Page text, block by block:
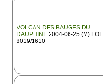
VOLCAN DES BAUGES DU
DAUPHINE 2004-06-25 (M) LOF
8019/1610